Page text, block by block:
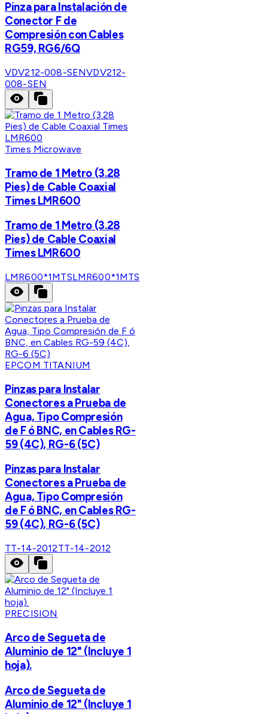
Pinza para Instalación de
Conector F de
Compresión con Cables
RG59, RG6/6Q
VDV212-008-SENVDV212-
008-SEN
Times Microwave
Tramo de 1 Metro (3.28
Pies) de Cable Coaxial
Times LMR600
Tramo de 1 Metro (3.28
Pies) de Cable Coaxial
Times LMR600
LMR600*1MTSLMR600*1MTS
EPCOM TITANIUM
Pinzas para Instalar
Conectores a Prueba de
Agua, Tipo Compresión
de F ó BNC, en Cables RG-
59 (4C), RG-6 (5C)
Pinzas para Instalar
Conectores a Prueba de
Agua, Tipo Compresión
de F ó BNC, en Cables RG-
59 (4C), RG-6 (5C)
TT-14-2012TT-14-2012
PRECISION
Arco de Segueta de
Aluminio de 12" (Incluye 1
hoja).
Arco de Segueta de
Aluminio de 12" (Incluye 1